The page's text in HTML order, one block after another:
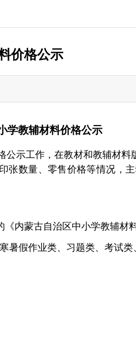
价格公示
学教辅材料价格公示
公示工作，在教材和教辅材料
张数量、零售价格等情况，
《内蒙古自治区中小学教辅材
寒暑假作业类、 习题类、 考试类